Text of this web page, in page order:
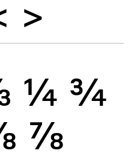
>
¼ ¾
⅞